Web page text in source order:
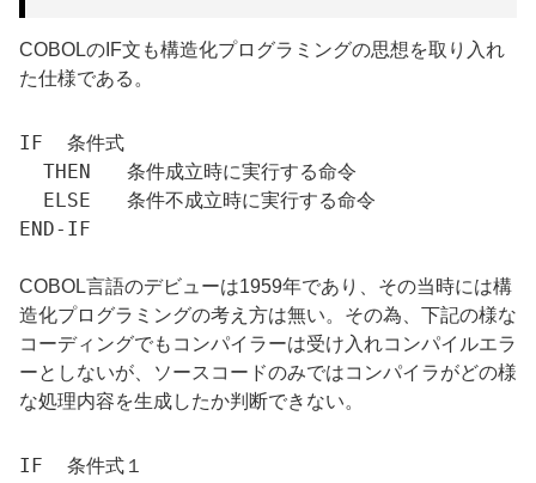
COBOLのIF文も構造化プログラミングの思想を取り入れ
た仕様である。
IF  条件式
  THEN   条件成立時に実行する命令
  ELSE   条件不成立時に実行する命令
END-IF
COBOL言語のデビューは1959年であり、その当時には構
造化プログラミングの考え方は無い。その為、下記の様な
コーディングでもコンパイラーは受け入れコンパイルエラ
ーとしないが、ソースコードのみではコンパイラがどの様
な処理内容を生成したか判断できない。
IF  条件式１